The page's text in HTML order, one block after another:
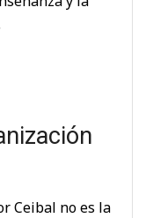
Ceibal no es la